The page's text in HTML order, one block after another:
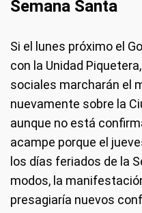
Semana Santa
Si el lunes próximo el
con la Unidad
sociales marcharán el
nuevamente sobre la
aunque no está
acampe porque el
los días feriados de la
modos, la
presagiaría nuevos